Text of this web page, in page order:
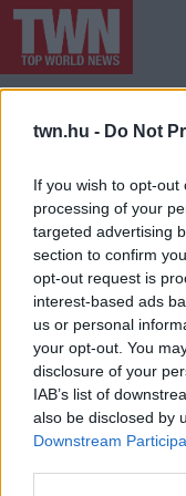
twn.hu - Do Not
If you wish to opt-
processing of your
targeted advertising
section to confirm
opt-out request is
interest-based ads
us or personal
your opt-out. You
disclosure of your
IAB’s list of
also be disclosed by
Downstream
Koh Samui,